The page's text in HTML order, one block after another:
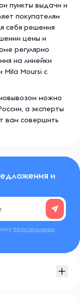
пункты выдачи и
покупателям
себя решения
цены и
регулярно
на линейки
Mila Moursi с
можно
а эксперты
вам совершить
и
персональных